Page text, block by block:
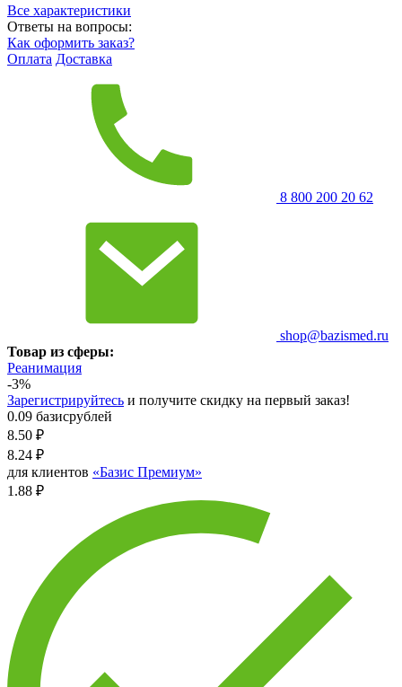
Все характеристики
Ответы на вопросы:
Как оформить заказ?
Оплата Доставка
8 800 200 20 62
shop@bazismed.ru
Товар из сферы:
Реанимация
-3%
Зарегистрируйтесь и получите скидку на первый заказ!
0.09 базисрублей
8.50 ₽
8.24 ₽
для клиентов «Базис Премиум»
1.88 ₽